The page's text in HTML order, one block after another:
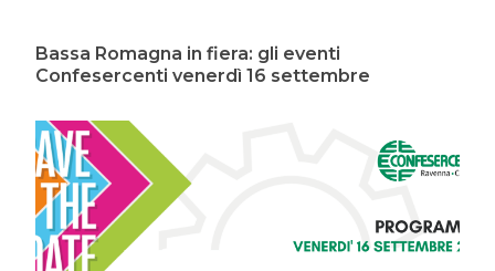
Bassa Romagna in fiera: gli eventi
Confesercenti venerdì 16 settembre